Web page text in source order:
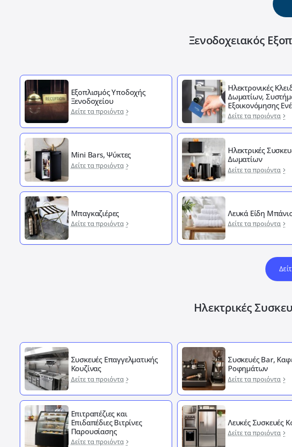
Ξενοδοχειακός
Εξοπλισμός Υποδοχής
Ξενοδοχείου
Δείτε τα προιόντα
Ηλεκτρονικές
Δωματίων,
Εξοικονόμησης
Δείτε τα προιόντα
Mini Bars, Ψύκτες
Δείτε τα προιόντα
Ηλεκτρικές
Δωματίων
Δείτε τα προιόντα
Μπαγκαζιέρες
Δείτε τα προιόντα
Λευκά Είδη
Δείτε τα προιόντα
Ηλεκτρικές
Συσκευές Επαγγελματικής
Κουζίνας
Δείτε τα προιόντα
Συσκευές Bar,
Ροφημάτων
Δείτε τα προιόντα
Επιτραπέζιες και
Επιδαπέδιες Βιτρίνες
Παρουσίασης
Δείτε τα προιόντα
Λευκές Συσκευές
Δείτε τα προιόντα